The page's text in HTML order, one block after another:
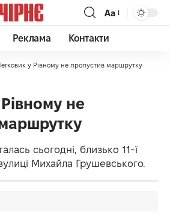
Аа
Реклама Контакти
у Рівному не пропустив маршрутку
не
сьогодні, близько 11-ї
Михайла Грушевського.